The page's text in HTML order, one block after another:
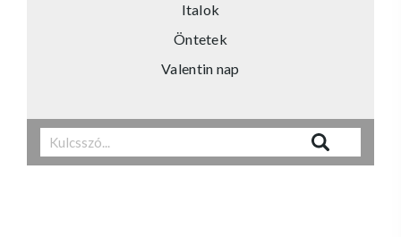
Italok
Öntetek
Valentin nap